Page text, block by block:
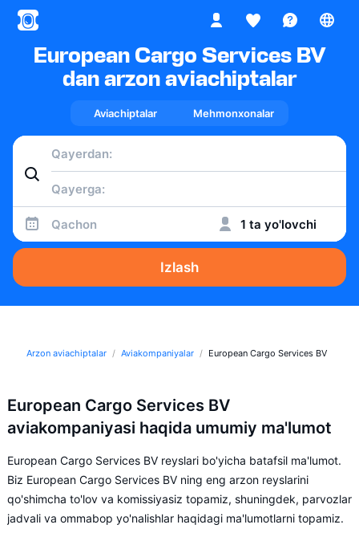
European Cargo Services BV
dan arzon aviachiptalar
Aviachiptalar Mehmonxonalar
Qachon 1 ta yo'lovchi
Izlash
Arzon aviachiptalar Aviakompaniyalar European Cargo Services BV
European Cargo Services BV
aviakompaniyasi haqida umumiy ma'lumot
European Cargo Services BV reyslari bo'yicha batafsil ma'lumot.
Biz European Cargo Services BV ning eng arzon reyslarini
qo'shimcha to'lov va komissiyasiz topamiz, shuningdek, parvozlar
jadvali va ommabop yo'nalishlar haqidagi ma'lumotlarni topamiz.